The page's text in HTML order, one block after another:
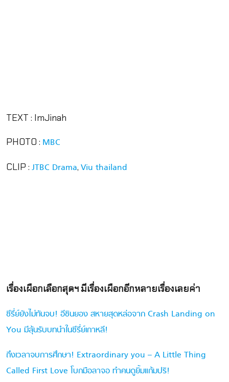
TEXT : ImJinah
PHOTO : MBC
CLIP : JTBC Drama, Viu thailand
เรื่องเผือกเลือกสุดฯ มีเรื่องเผือกอีกหลายเรื่องเลยค่า
ซีรี่ย์ยังไม่ทันจบ! อีชินยอง สหายสุดหล่อจาก Crash Landing on
You มีลุ้นรับบทนำในซีรี่ย์เกาหลี!
ถึงเวลาจบการศึกษา! Extraordinary you – A Little Thing
Called First Love โบกมือลาจอ ทำคนดูยิ้มแก้มปริ!